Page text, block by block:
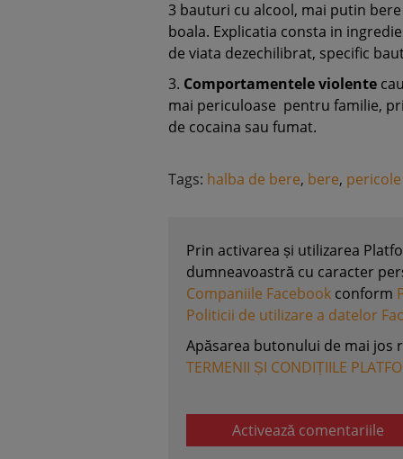
3 bauturi cu alcool, mai putin
boala. Explicatia consta in
de viata dezechilibrat, specific
3. Comportamentele violente
mai periculoase pentru familie,
de cocaina sau fumat.
Tags: halba de bere, bere, pericole
Prin activarea și utilizarea
dumneavoastră cu caracter
Companiile Facebook conform
Politicii de utilizare a datelor
Apăsarea butonului de mai
TERMENII ȘI CONDIȚIILE
Activează comentariile